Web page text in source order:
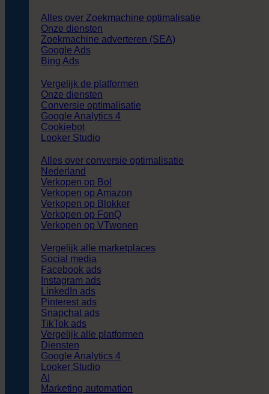
Alles over Zoekmachine optimalisatie
Onze diensten
Zoekmachine adverteren (SEA)
Google Ads
Bing Ads
Vergelijk de platformen
Onze diensten
Conversie optimalisatie
Google Analytics 4
Cookiebot
Looker Studio
Alles over conversie optimalisatie
Nederland
Verkopen op Bol
Verkopen op Amazon
Verkopen op Blokker
Verkopen op FonQ
Verkopen op VTwonen
Vergelijk alle marketplaces
Social media
Facebook ads
Instagram ads
LinkedIn ads
Pinterest ads
Snapchat ads
TikTok ads
Vergelijk alle platformen
Diensten
Google Analytics 4
Looker Studio
AI
Marketing automation